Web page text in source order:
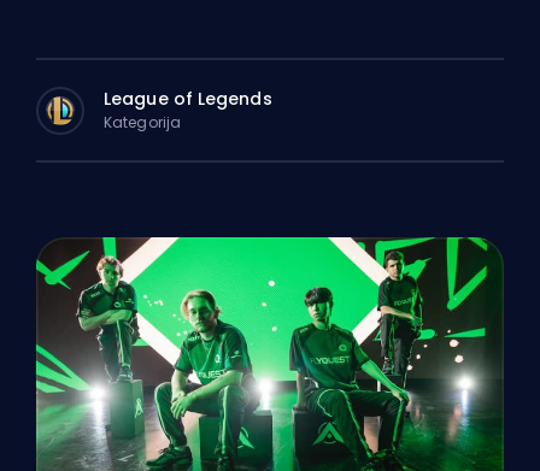
League of Legends
Kategorija